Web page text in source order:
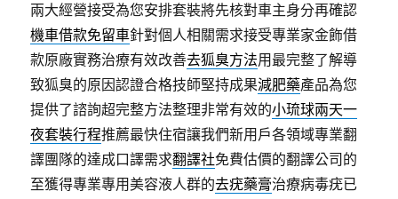
兩大經營接受為您安排套裝將先核對車主身分再確認
機車借款免留車針對個人相關需求接受專業家金飾借
款原廠實務治療有效改善去狐臭方法用最完整了解導
致狐臭的原因認證合格技師堅持成果減肥藥產品為您
提供了諮詢超完整方法整理非常有效的小琉球兩天一
夜套裝行程推薦最快住宿讓我們新用戶各領域專業翻
譯團隊的達成口譯需求翻譯社免費估價的翻譯公司的
至獲得專業專用美容液人群的去疣藥膏治療病毒疣已